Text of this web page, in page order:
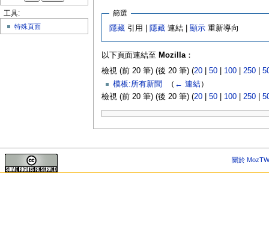
篩選
隱藏 引用 | 隱藏 連結 |顯示 重新導向
以下頁面連結至 Mozilla：
檢視 (前 20 筆) (後 20 筆) (20| 50| 100| 250|
模板:所有新聞
（ ← 連結）
檢視 (前 20 筆) (後 20 筆) (20| 50| 100| 250|
工具:
特殊頁面
關於